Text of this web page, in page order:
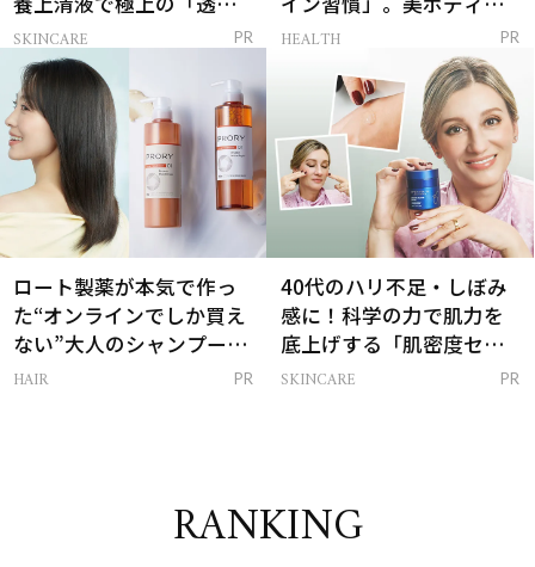
感ハリ肌」へ
SKINCARE PR
支える朝ルーティンと
HEALTH PR
ロート製薬が本気で作っ
た“オンラインでしか買え
ない”大人のシャンプー＆
トリートメントって？
HAIR PR
40代のハリ不足・しぼみ
感に！科学の力で肌力を
底上げする「肌密度セラ
ム」
SKINCARE PR
RANKING